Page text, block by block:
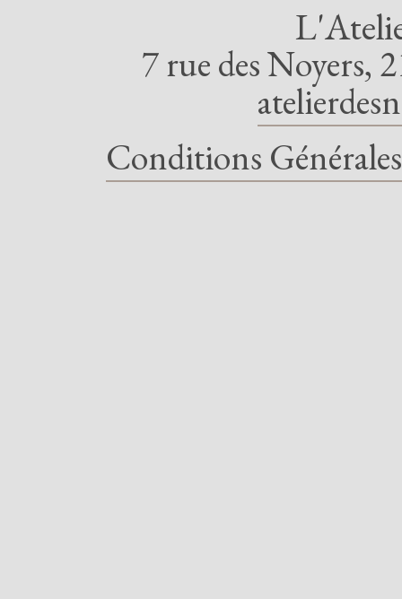
7 rue des Noyers,
Conditions